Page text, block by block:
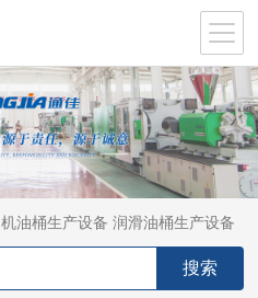
机油桶生产设备 润滑油桶生产设备